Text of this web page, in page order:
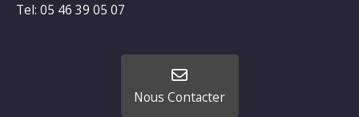
Tel: 05 46 39 05 07
Nous Contacter